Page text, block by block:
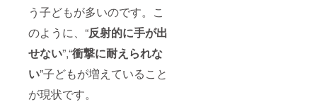
う子どもが多いのです。こ
のように、“反射的に手が出
せない”,“衝撃に耐えられな
い”子どもが増えていること
が現状です。